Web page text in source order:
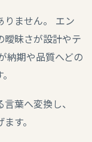
りません。 エン
曖昧さが設計やテ
納期や品質へどの
葉へ変換し、
す。